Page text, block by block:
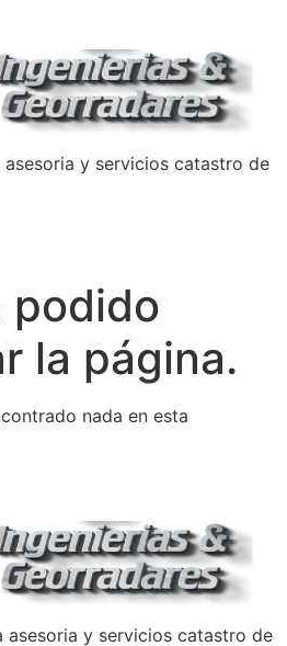
y servicios catastro de
podido
la página.
nada en esta
asesoria y servicios catastro de